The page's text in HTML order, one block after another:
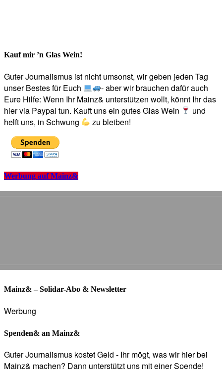
Kauf mir ’n Glas Wein!
Guter Journalismus ist nicht umsonst, wir geben jeden Tag
unser Bestes für Euch
- aber wir brauchen dafür auch
Eure Hilfe: Wenn Ihr Mainz& unterstützen wollt, könnt Ihr das
hier via Paypal tun. Kauft uns ein gutes Glas Wein
und
helft uns, in Schwung
zu bleiben!
Werbung auf Mainz&
Mainz& – Solidar-Abo & Newsletter
Werbung
Spenden& an Mainz&
Guter Journalismus kostet Geld - Ihr mögt, was wir hier bei
Mainz& machen? Dann unterstützt uns mit einer Spende!